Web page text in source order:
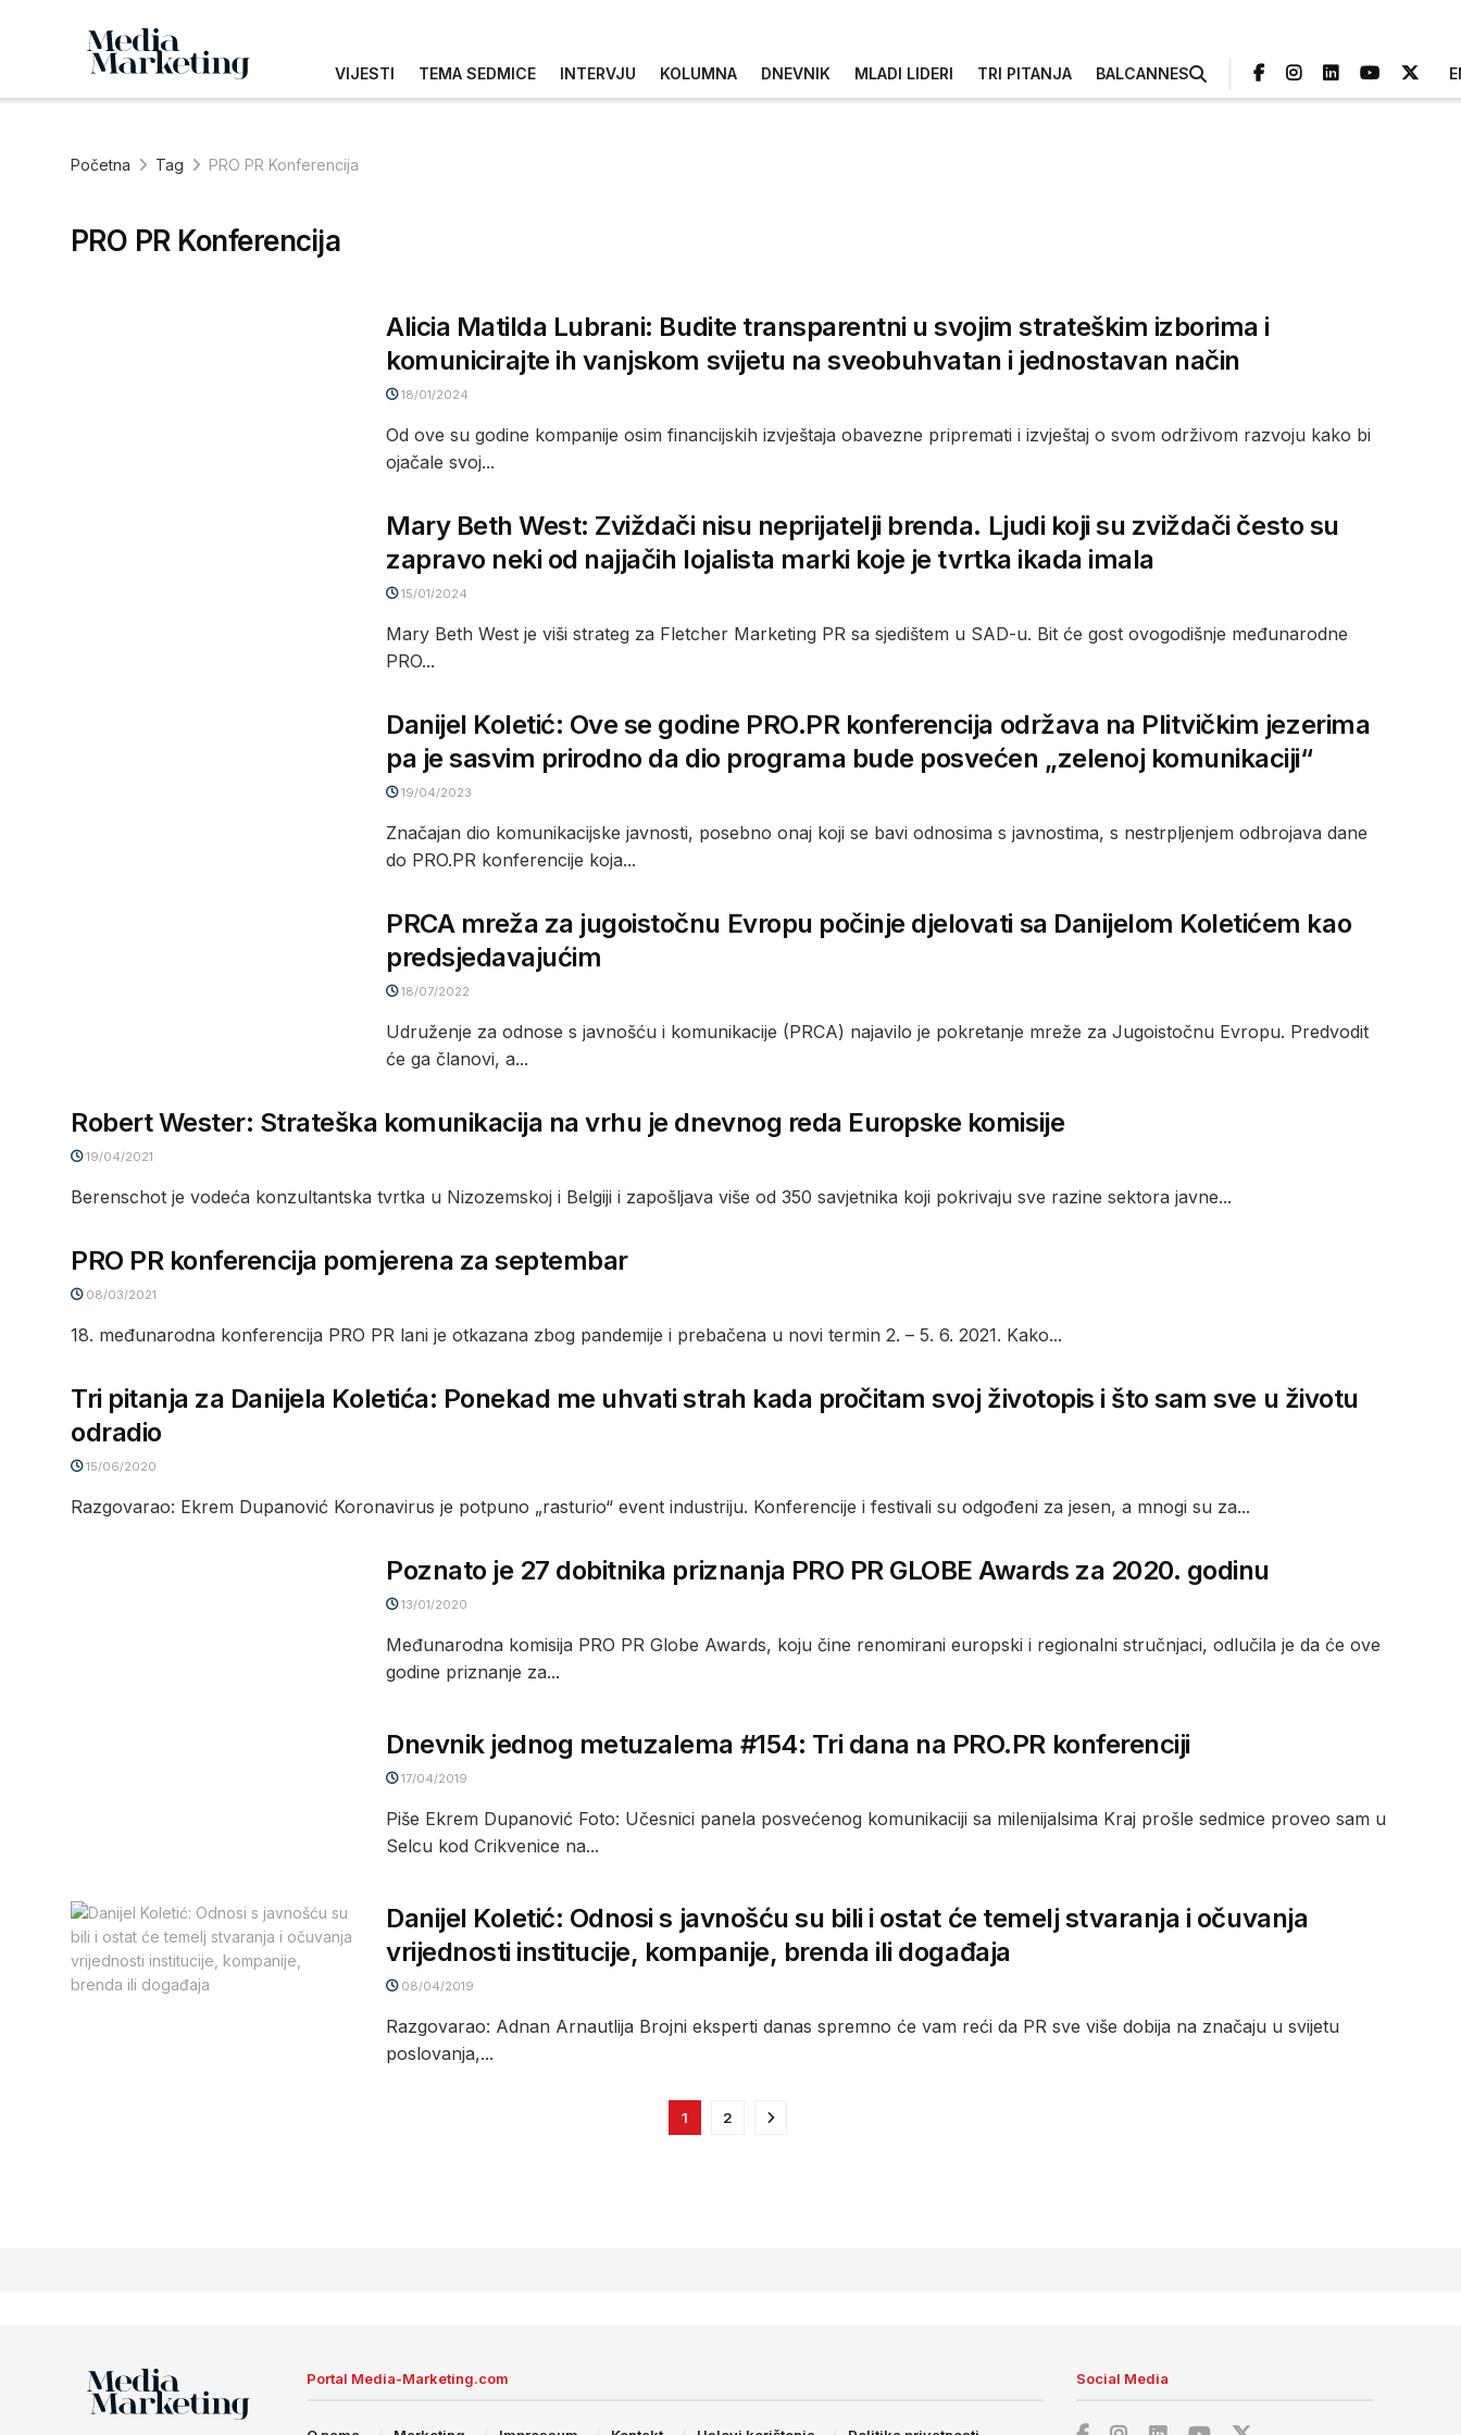
VIJESTI TEMA SEDMICE INTERVJU KOLUMNA DNEVNIK MLADI LIDERI TRI PITANJA BALCANNES
Početna Tag PRO PR Konferencija
PRO PR Konferencija
Alicia Matilda Lubrani: Budite transparentni u svojim strateškim izborima i
komunicirajte ih vanjskom svijetu na sveobuhvatan i jednostavan način
18/01/2024
Od ove su godine kompanije osim financijskih izvještaja obavezne pripremati i izvještaj o svom održivom razvoju kako bi
ojačale svoj...
Mary Beth West: Zviždači nisu neprijatelji brenda. Ljudi koji su zviždači često su
zapravo neki od najjačih lojalista marki koje je tvrtka ikada imala
15/01/2024
Mary Beth West je viši strateg za Fletcher Marketing PR sa sjedištem u SAD-u. Bit će gost ovogodišnje međunarodne
PRO...
Danijel Koletić: Ove se godine PRO.PR konferencija održava na Plitvičkim jezerima
pa je sasvim prirodno da dio programa bude posvećen „zelenoj komunikaciji“
19/04/2023
Značajan dio komunikacijske javnosti, posebno onaj koji se bavi odnosima s javnostima, s nestrpljenjem odbrojava dane
do PRO.PR konferencije koja...
PRCA mreža za jugoistočnu Evropu počinje djelovati sa Danijelom Koletićem kao
predsjedavajućim
18/07/2022
Udruženje za odnose s javnošću i komunikacije (PRCA) najavilo je pokretanje mreže za Jugoistočnu Evropu. Predvodit
će ga članovi, a...
Robert Wester: Strateška komunikacija na vrhu je dnevnog reda Europske komisije
19/04/2021
Berenschot je vodeća konzultantska tvrtka u Nizozemskoj i Belgiji i zapošljava više od 350 savjetnika koji pokrivaju sve razine sektora javne...
PRO PR konferencija pomjerena za septembar
08/03/2021
18. međunarodna konferencija PRO PR lani je otkazana zbog pandemije i prebačena u novi termin 2. – 5. 6. 2021. Kako...
Tri pitanja za Danijela Koletića: Ponekad me uhvati strah kada pročitam svoj životopis i što sam sve u životu
odradio
15/06/2020
Razgovarao: Ekrem Dupanović Koronavirus je potpuno „rasturio“ event industriju. Konferencije i festivali su odgođeni za jesen, a mnogi su za...
Poznato je 27 dobitnika priznanja PRO PR GLOBE Awards za 2020. godinu
13/01/2020
Međunarodna komisija PRO PR Globe Awards, koju čine renomirani europski i regionalni stručnjaci, odlučila je da će ove
godine priznanje za...
Dnevnik jednog metuzalema #154: Tri dana na PRO.PR konferenciji
17/04/2019
Piše Ekrem Dupanović Foto: Učesnici panela posvećenog komunikaciji sa milenijalsima Kraj prošle sedmice proveo sam u
Selcu kod Crikvenice na...
Danijel Koletić: Odnosi s javnošću su bili i ostat će temelj stvaranja i očuvanja
vrijednosti institucije, kompanije, brenda ili događaja
08/04/2019
Razgovarao: Adnan Arnautlija Brojni eksperti danas spremno će vam reći da PR sve više dobija na značaju u svijetu
poslovanja,...
1 2
Portal Media-Marketing.com Social Media